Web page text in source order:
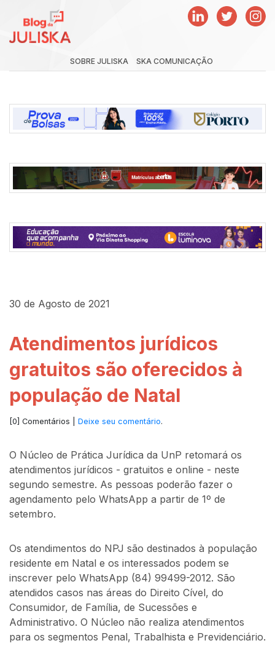
SOBRE JULISKA SKA COMUNICAÇÃO
30 de Agosto de 2021
Atendimentos jurídicos
gratuitos são oferecidos à
população de Natal
[0] Comentários | Deixe seu comentário.
O Núcleo de Prática Jurídica da UnP retomará os
atendimentos jurídicos - gratuitos e online - neste
segundo semestre. As pessoas poderão fazer o
agendamento pelo WhatsApp a partir de 1º de
setembro.
Os atendimentos do NPJ são destinados à população
residente em Natal e os interessados podem se
inscrever pelo WhatsApp (84) 99499-2012. São
atendidos casos nas áreas do Direito Cível, do
Consumidor, de Família, de Sucessões e
Administrativo. O Núcleo não realiza atendimentos
para os segmentos Penal, Trabalhista e Previdenciário.